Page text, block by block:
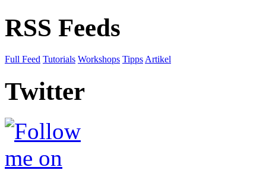
RSS Feeds
Full Feed Tutorials Workshops Tipps Artikel
Twitter